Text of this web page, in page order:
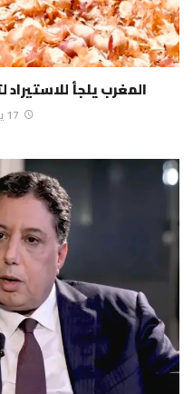
المغرب يلجأ
17 يوليوز، 2026